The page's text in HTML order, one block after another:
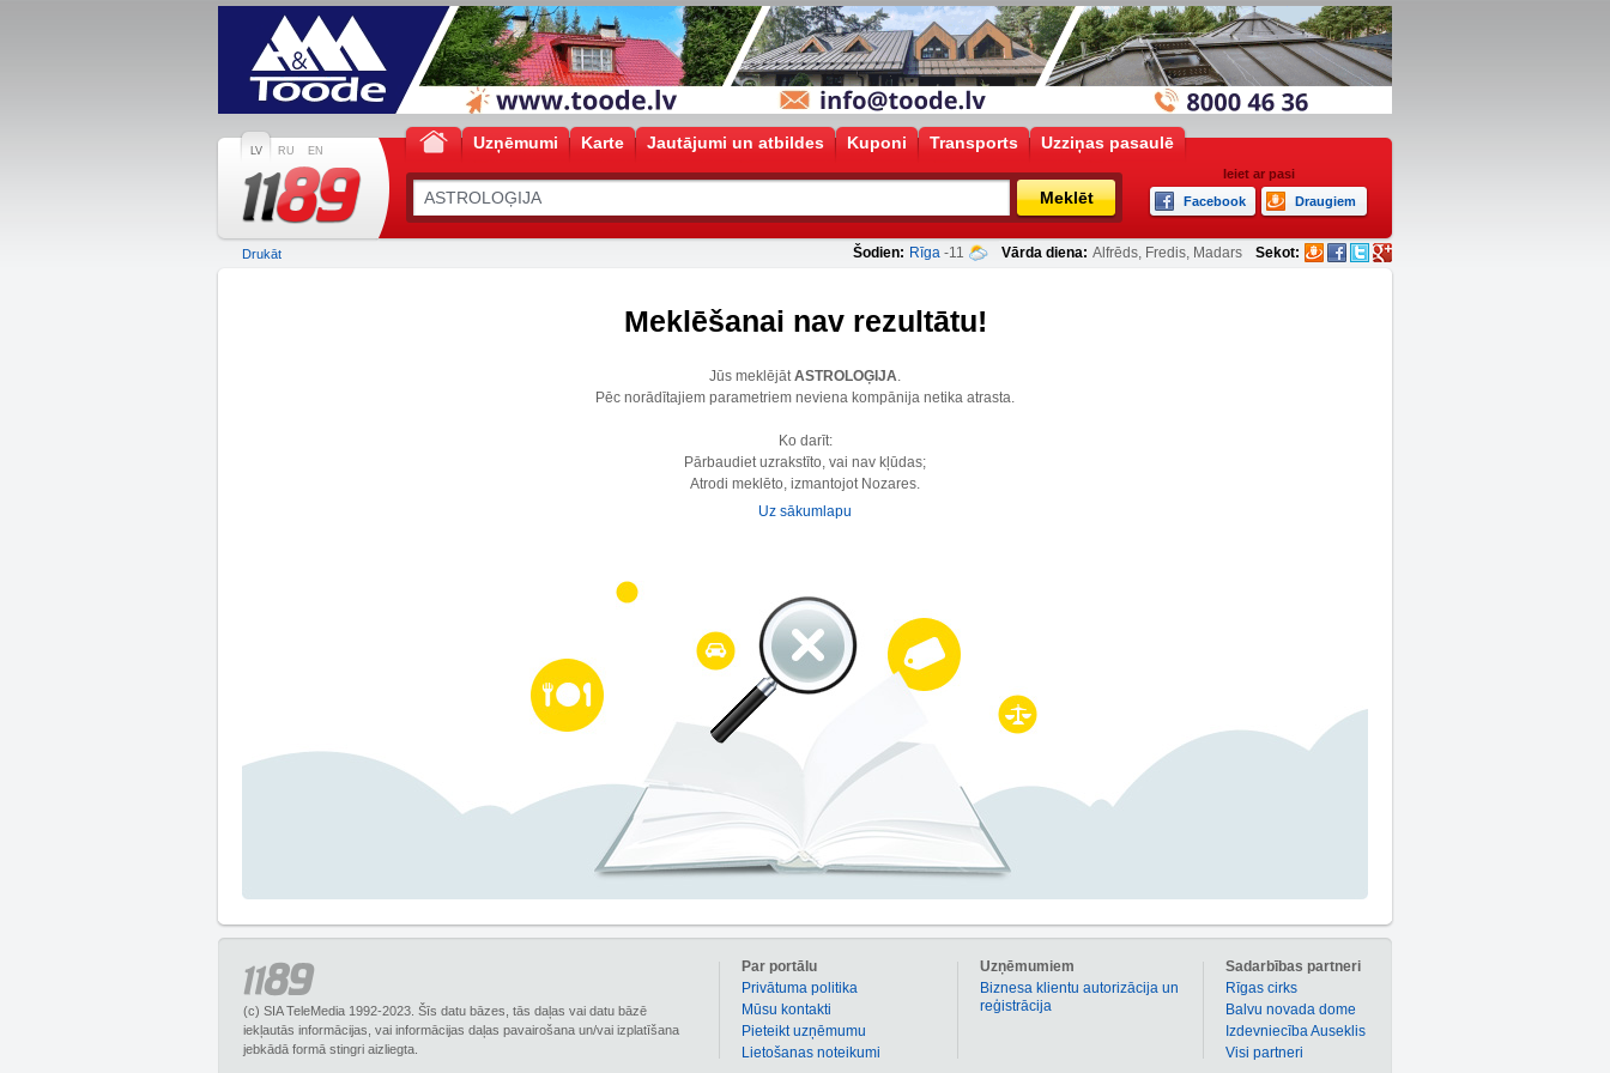
LV RU EN Uzņēmumi Karte Jautājumi un atbildes Kuponi Transports Uzziņas pasaulē
Meklēt
Ieiet ar pasi
Facebook
Draugiem
Šodien: Rīga -11 Vārda diena: Alfrēds, Fredis, Madars Sekot:
Drukāt
Meklēšanai nav rezultātu!
Jūs meklējātASTROLOĢIJA.
Pēc norādītajiem parametriem neviena kompānija netika atrasta.
Ko darīt:
Pārbaudiet uzrakstīto, vai nav kļūdas;
Atrodi meklēto, izmantojot Nozares.
Uz sākumlapu
(c) SIA TeleMedia 1992-2023. Šīs datu bāzes, tās daļas vai datu bāzē
iekļautās informācijas, vai informācijas daļas pavairošana un/vai izplatīšana
jebkādā formā stingri aizliegta.
Sadarbības partneri
Rīgas cirks
Balvu novada dome
Izdevniecība Auseklis
Visi partneri
Uzņēmumiem
Biznesa klientu autorizācija un
reģistrācija
Par portālu
Privātuma politika
Mūsu kontakti
Pieteikt uzņēmumu
Lietošanas noteikumi